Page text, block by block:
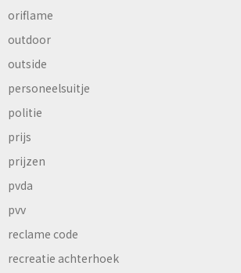
oriflame
outdoor
outside
personeelsuitje
politie
prijs
prijzen
pvda
pvv
reclame code
recreatie achterhoek